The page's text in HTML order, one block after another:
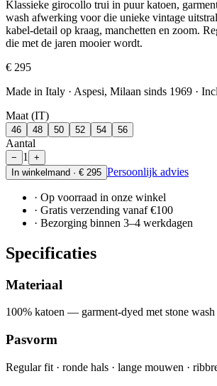
Klassieke girocollo trui in puur katoen,
wash afwerking voor die unieke vintage
kabel-detail op kraag, manchetten en zoom.
die met de jaren mooier wordt.
€ 295
Made in Italy · Aspesi, Milaan sinds 1969 ·
Maat (IT)
46 48 50 52 54 56
Aantal
− 1
+
In winkelmand · € 295 Persoonlijk advies
· Op voorraad in onze winkel
· Gratis verzending vanaf €100
· Bezorging binnen 3–4 werkdagen
Specificaties
Materiaal
100% katoen — garment-dyed met stone
Pasvorm
Regular fit · ronde hals · lange mouwen ·